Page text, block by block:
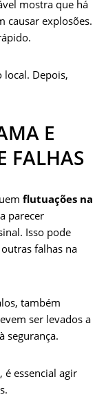
mostra que há
causar explosões.
local. Depois,
E
FALHAS
flutuações na
parecer
Isso pode
falhas na
também
ser levados a
segurança.
é essencial agir